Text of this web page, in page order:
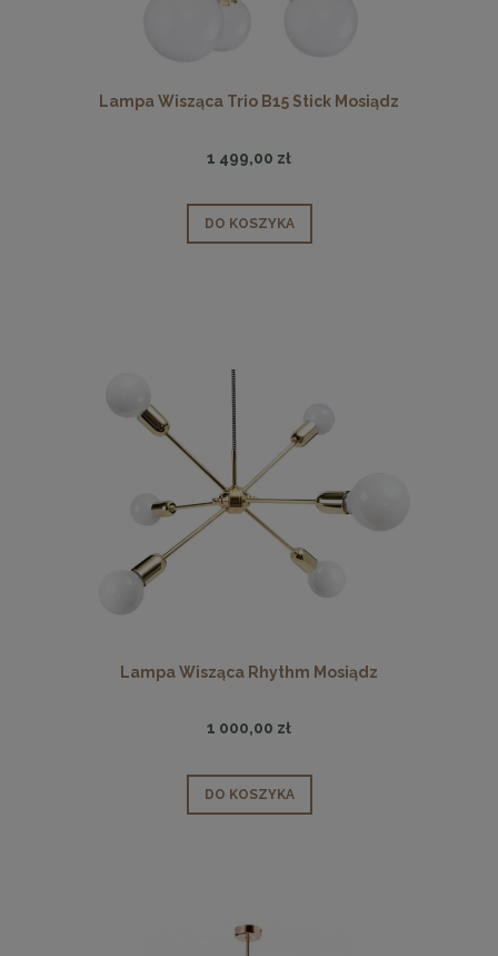
Lampa Wisząca Trio B15 Stick Mosiądz
1 499,00 zł
DO KOSZYKA
Lampa Wisząca Rhythm Mosiądz
1 000,00 zł
DO KOSZYKA